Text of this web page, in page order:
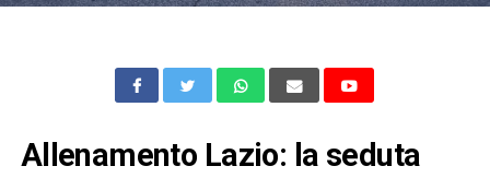
Allenamento Lazio: la seduta